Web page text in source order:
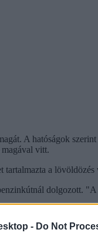
- Do Not
A hatóságok
vitt.
a
dolgozott.
interneten tett